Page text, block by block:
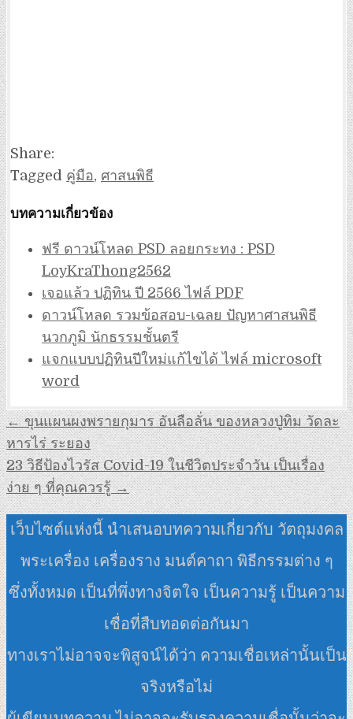
Share:
Tagged คู่มือ, ศาสนพิธี
บทความเกี่ยวข้อง
ฟรี ดาวน์โหลด PSD ลอยกระทง : PSD
LoyKraThong2562
เจอแล้ว ปฏิทิน ปี 2566 ไฟล์ PDF
ดาวน์โหลด รวมข้อสอบ-เฉลย ปัญหาศาสนพิธี
นวกภูมิ นักธรรมชั้นตรี
แจกแบบปฏิทินปีใหม่แก้ไขได้ ไฟล์ microsoft
word
แนะแนว
เรื่อง
← ขุนแผนผงพรายกุมาร อันลือลั่น ของหลวงปู่ทิม วัดละ
หารไร่ ระยอง
23 วิธีป้องไวรัส Covid-19 ในชีวิตประจำวัน เป็นเรื่อง
ง่าย ๆ ที่คุณควรรู้ →
เว็บไซต์แห่งนี้ นำเสนอบทความเกี่ยวกับ วัตถุมงคล
พระเครื่อง เครื่องราง มนต์คาถา พิธีกรรมต่าง ๆ
ซึ่งทั้งหมด เป็นที่พึ่งทางจิตใจ เป็นความรู้ เป็นความ
เชื่อที่สืบทอดต่อกันมา
ทางเราไม่อาจจะพิสูจน์ได้ว่า ความเชื่อเหล่านั้นเป็น
จริงหรือไม่